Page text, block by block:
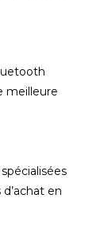
meilleure
en